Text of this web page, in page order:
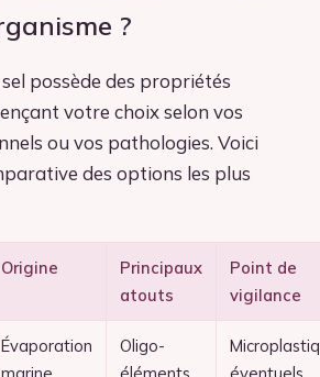
?
possède des propriétés
votre choix selon vos
ou vos pathologies. Voici
des options les plus
Origine
Principaux
atouts
Point de
vigilance
Évaporation
Oligo-